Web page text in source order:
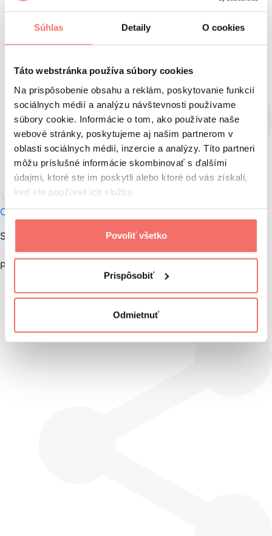
Súhlas Detaily O cookies
Táto webstránka používa súbory cookies
Na prispôsobenie obsahu a reklám, poskytovanie funkcií
sociálnych médií a analýzu návštevnosti používame
súbory cookie. Informácie o tom, ako používate naše
webové stránky, poskytujeme aj našim partnerom v
oblasti sociálnych médií, inzercie a analýzy. Títo partneri
môžu príslušné informácie skombinovať s ďalšími
údajmi, ktoré ste im poskytli alebo ktoré od vás získali,
keď ste používali ich služby.
Povoliť všetko
Prispôsobiť
Odmietnuť
TweetFacebook share
Linkedin share
O autorovi
S naším newslettrom vám nič neutečie.
Prihláste sa na jeho odber